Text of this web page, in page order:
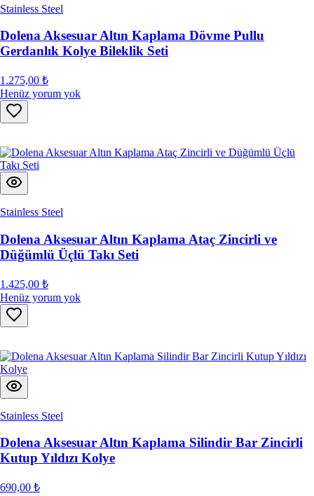
Stainless Steel
Dolena Aksesuar Altın Kaplama Dövme Pullu
Gerdanlık Kolye Bileklik Seti
1.275,00 ₺
Henüz yorum yok
Stainless Steel
Dolena Aksesuar Altın Kaplama Ataç Zincirli ve
Düğümlü Üçlü Takı Seti
1.425,00 ₺
Henüz yorum yok
Stainless Steel
Dolena Aksesuar Altın Kaplama Silindir Bar Zincirli
Kutup Yıldızı Kolye
690,00 ₺